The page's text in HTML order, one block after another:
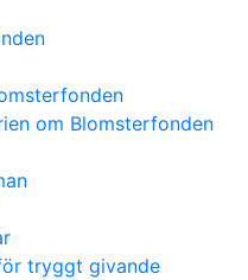
om Blomsterfonden
tryggt givande